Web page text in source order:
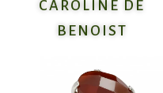
CAROLINE DE
BENOIST